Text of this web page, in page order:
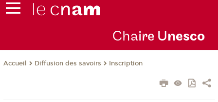
Chaire Unesco
Accueil Diffusion des savoirs Inscription